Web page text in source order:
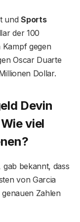
undSports
der 100
Kampf gegen
Oscar Duarte
Dollar.
Devin
viel
gab bekannt, dass
von Garcia
Zahlen